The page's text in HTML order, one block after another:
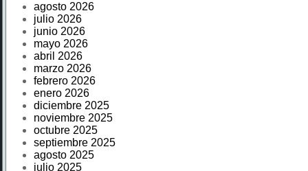
agosto 2026
julio 2026
junio 2026
mayo 2026
abril 2026
marzo 2026
febrero 2026
enero 2026
diciembre 2025
noviembre 2025
octubre 2025
septiembre 2025
agosto 2025
julio 2025